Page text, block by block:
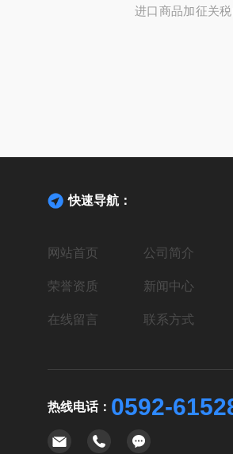
进口商品加征关
月10日12时01分
快速导航：
网站首页 公司简介
荣誉资质 新闻中心
在线留言 联系方式
热线电话： 0592-